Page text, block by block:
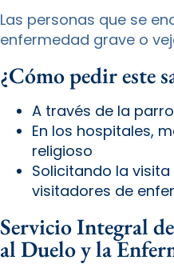
Las personas que se
enfermedad grave o
¿Cómo pedir este
A través de la
En los hospitales,
religioso
Solicitando la
visitadores de
Servicio Integral
al Duelo y la